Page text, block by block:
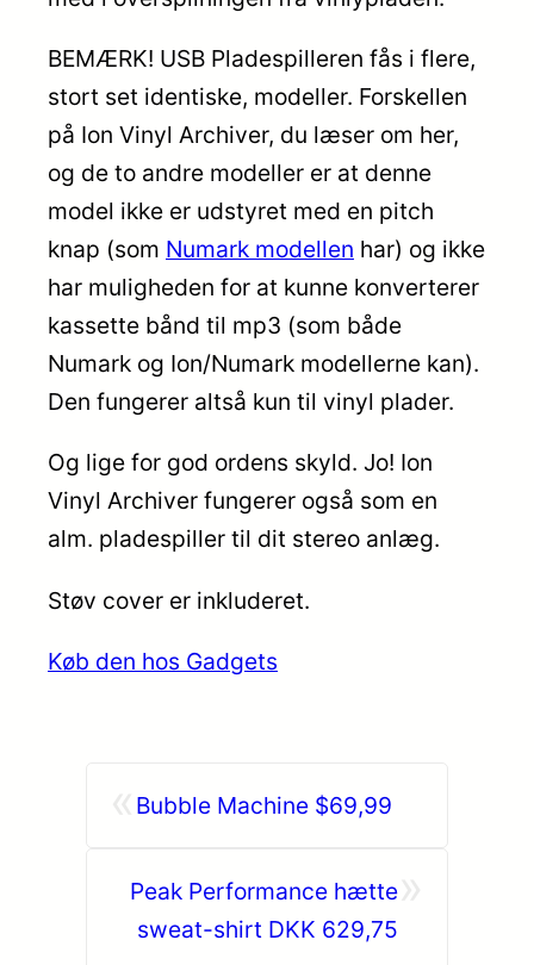
BEMÆRK! USB Pladespilleren fås i flere,
stort set identiske, modeller. Forskellen
på Ion Vinyl Archiver, du læser om her,
og de to andre modeller er at denne
model ikke er udstyret med en pitch
knap (som Numark modellen har) og ikke
har muligheden for at kunne konverterer
kassette bånd til mp3 (som både
Numark og Ion/Numark modellerne kan).
Den fungerer altså kun til vinyl plader.
Og lige for god ordens skyld. Jo! Ion
Vinyl Archiver fungerer også som en
alm. pladespiller til dit stereo anlæg.
Støv cover er inkluderet.
Køb den hos Gadgets
Bubble Machine $69,99
Peak Performance hætte
sweat-shirt DKK 629,75